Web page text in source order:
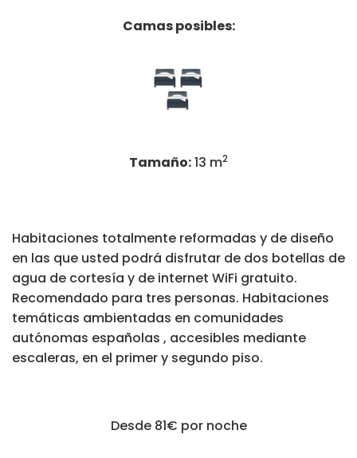
Camas posibles:
Tamaño:13 m2
Habitaciones totalmente reformadas y de diseño
en las que usted podrá disfrutar de dos botellas de
agua de cortesía y de internet WiFi gratuito.
Recomendado para tres personas. Habitaciones
temáticas ambientadas en comunidades
autónomas españolas , accesibles mediante
escaleras, en el primer y segundo piso.
Desde 81€ por noche